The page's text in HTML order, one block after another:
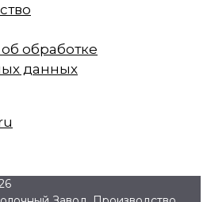
обработке
данных